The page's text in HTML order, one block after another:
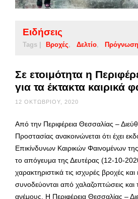
Ειδήσεις
Tags | Βροχές Δελτίο Πρόγνωση
Σε ετοιμότητα η
για τα έκτακτα καιρικά
12 ΟΚΤΩΒΡΊΟΥ, 2020
Από την Περιφέρεια Θεσσαλίας –
Προστασίας ανακοινώνεται ότι έχει
Επικίνδυνων Καιρικών Φαινομένων
το απόγευμα της Δευτέρας (12-10-
χαρακτηριστικά τις ισχυρές βροχές
συνοδεύονται από χαλαζοπτώσεις και
ανέμους. Η Περιφέρεια Θεσσαλίας –